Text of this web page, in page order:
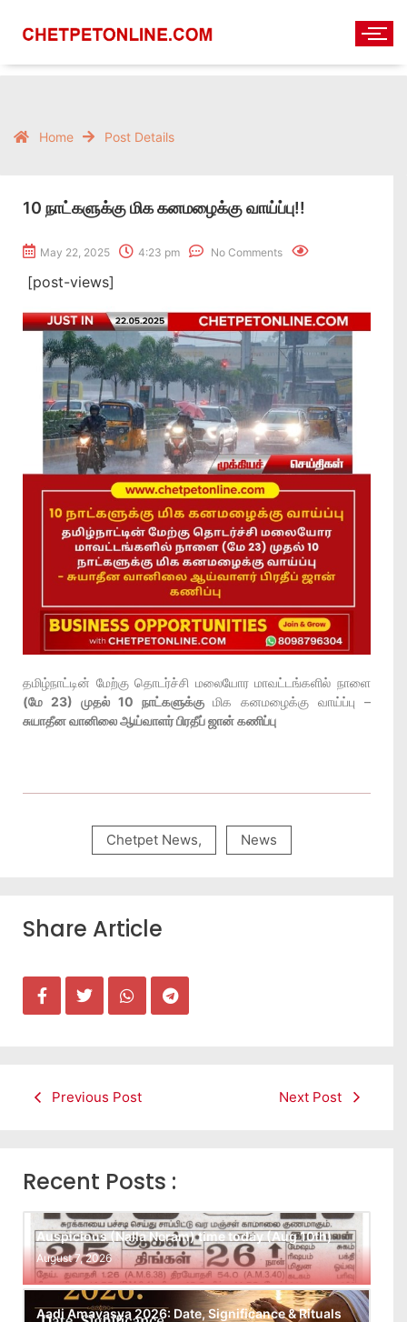
Home Post Details
10 நாட்களுக்கு மிக கனமழைக்கு வாய்ப்பு!!
May 22, 2025 4:23 pm No Comments
[post-views]
தமிழ்நாட்டின் மேற்கு தொடர்ச்சி மலையோர மாவட்டங்களில் நாளை
(மே 23) முதல் 10 நாட்களுக்குமிக கனமழைக்கு வாய்ப்பு –
சுயாதீன வானிலை ஆய்வாளர் பிரதீப் ஜான் கணிப்பு
Chetpet News, News
Share Article
Previous Post Next Post
Recent Posts :
Auspicious (Nalla Neram) time today (Aug 10th)
August 7, 2026
Aadi Amavasya 2026: Date, Significance & Rituals